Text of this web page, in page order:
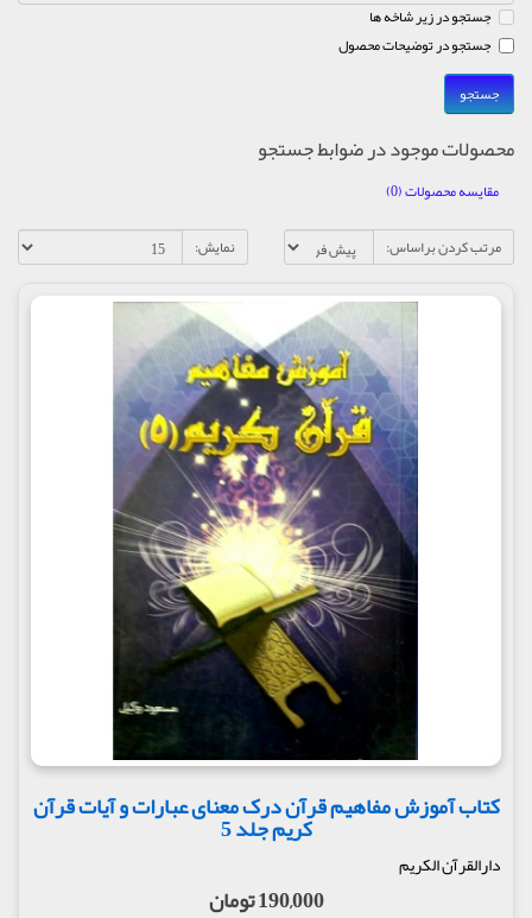
جستجو در زیر شاخه ها
جستجو در توضیحات محصول
محصولات موجود در ضوابط جستجو
مقایسه محصولات (0)
مرتب کردن براساس:
نمایش:
کتاب آموزش مفاهیم قرآن درک معنای عبارات و آیات قرآن
کریم جلد 5
دارالقرآن الکریم
190,000 تومان